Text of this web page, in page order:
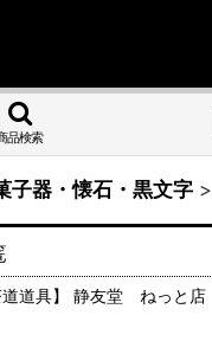
品検索
子器・懐石・黒文字 >
道道具】 静友堂 ねっと店